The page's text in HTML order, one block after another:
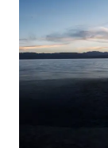
AITO